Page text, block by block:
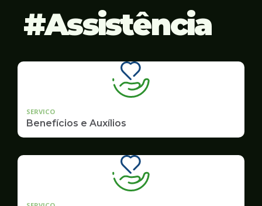
Assistência
SERVICO
Benefícios e Auxílios